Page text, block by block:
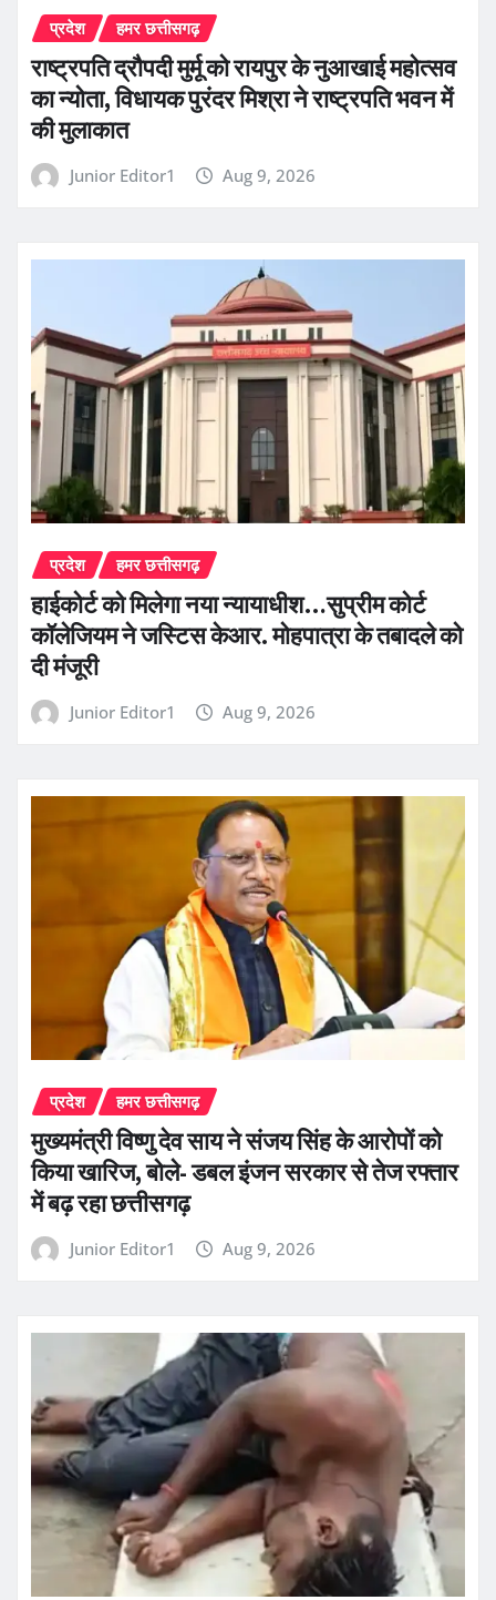
प्रदेश हमर छत्तीसगढ़
राष्ट्रपति द्रौपदी मुर्मू को रायपुर के नुआखाई महोत्सव
का न्योता, विधायक पुरंदर मिश्रा ने राष्ट्रपति भवन में
की मुलाकात
Junior Editor1 Aug 9, 2026
प्रदेश हमर छत्तीसगढ़
हाईकोर्ट को मिलेगा नया न्यायाधीश…सुप्रीम कोर्ट
कॉलेजियम ने जस्टिस केआर. मोहपात्रा के तबादले को
दी मंजूरी
Junior Editor1 Aug 9, 2026
प्रदेश हमर छत्तीसगढ़
मुख्यमंत्री विष्णु देव साय ने संजय सिंह के आरोपों को
किया खारिज, बोले- डबल इंजन सरकार से तेज रफ्तार
में बढ़ रहा छत्तीसगढ़
Junior Editor1 Aug 9, 2026